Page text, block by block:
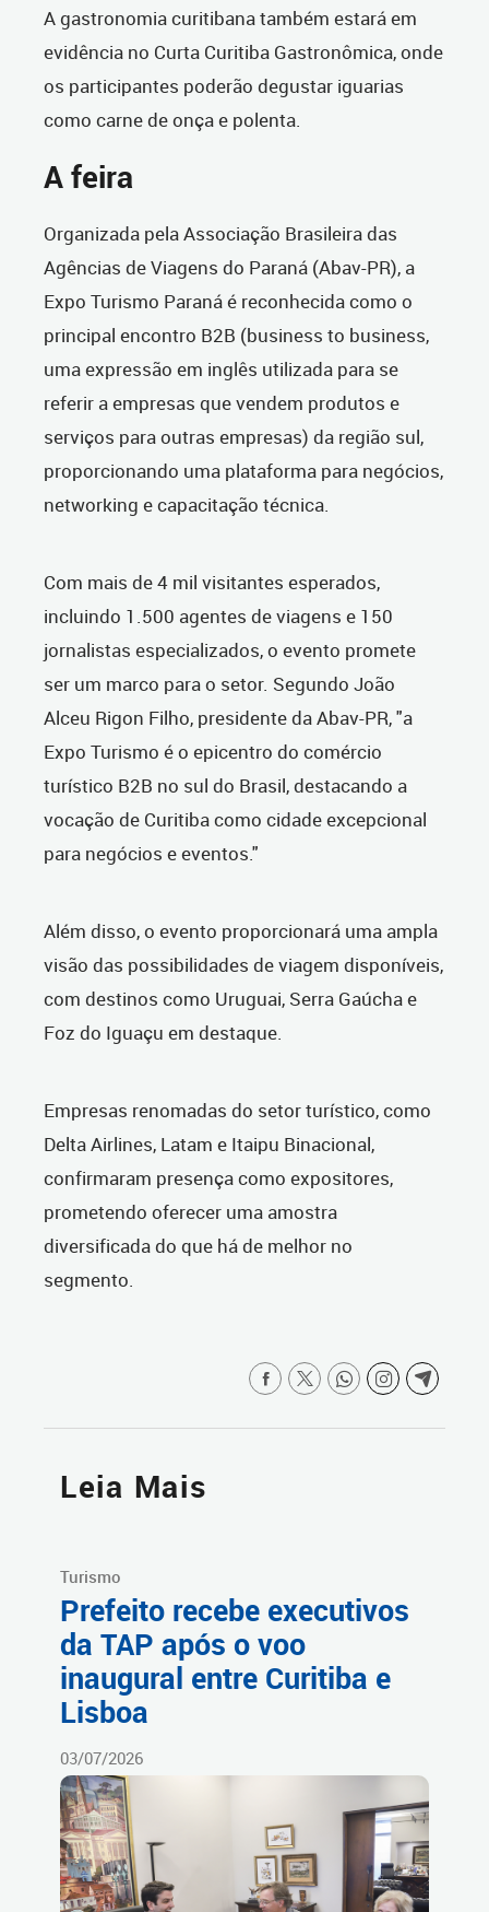
A gastronomia curitibana também estará em
evidência no Curta Curitiba Gastronômica, onde
os participantes poderão degustar iguarias
como carne de onça e polenta.
A feira
Organizada pela Associação Brasileira das
Agências de Viagens do Paraná (Abav-PR), a
Expo Turismo Paraná é reconhecida como o
principal encontro B2B (business to business,
uma expressão em inglês utilizada para se
referir a empresas que vendem produtos e
serviços para outras empresas) da região sul,
proporcionando uma plataforma para negócios,
networking e capacitação técnica.
Com mais de 4 mil visitantes esperados,
incluindo 1.500 agentes de viagens e 150
jornalistas especializados, o evento promete
ser um marco para o setor. Segundo João
Alceu Rigon Filho, presidente da Abav-PR, "a
Expo Turismo é o epicentro do comércio
turístico B2B no sul do Brasil, destacando a
vocação de Curitiba como cidade excepcional
para negócios e eventos."
Além disso, o evento proporcionará uma ampla
visão das possibilidades de viagem disponíveis,
com destinos como Uruguai, Serra Gaúcha e
Foz do Iguaçu em destaque.
Empresas renomadas do setor turístico, como
Delta Airlines, Latam e Itaipu Binacional,
confirmaram presença como expositores,
prometendo oferecer uma amostra
diversificada do que há de melhor no
segmento.
Leia Mais
Turismo
Prefeito recebe executivos
da TAP após o voo
inaugural entre Curitiba e
Lisboa
03/07/2026